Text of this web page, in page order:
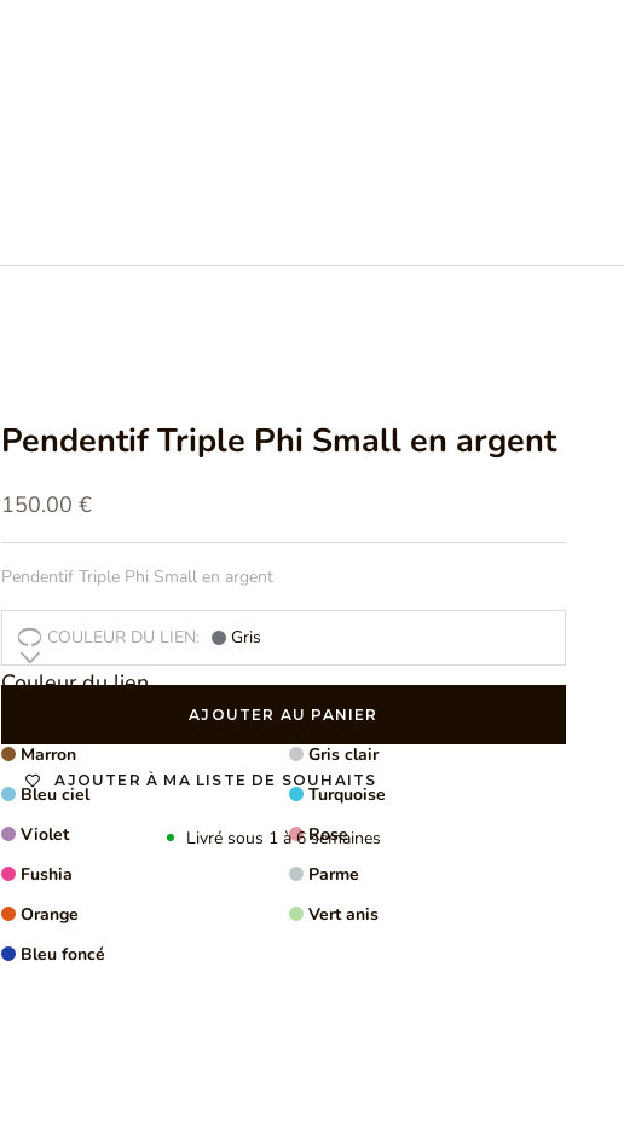
Pendentif Triple Phi Small en argent
Prix de vente
150.00 €
Pendentif Triple Phi Small en argent
COULEUR DU LIEN: Gris
Couleur du lien
Noir
Marron
Gris clair
Bleu ciel
Turquoise
Violet
Rose
Fushia
Parme
Orange
Vert anis
Bleu foncé
AJOUTER AU PANIER
AJOUTER À MA LISTE DE SOUHAITS
Livré sous 1 à 6 semaines